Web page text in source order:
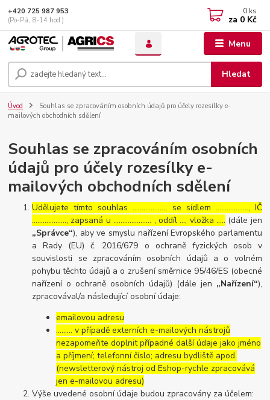
Menu
Hledat
+420 725 987 953
(Po-Pá, 8-14 hod.)
0 ks
za 0 Kč
Úvod
Souhlas se zpracováním osobních údajů pro účely rozesílky e-
mailových obchodních sdělení
Souhlas se zpracováním osobních
údajů pro účely rozesílky e-
mailových obchodních sdělení
Udělujete tímto souhlas ……………..., se sídlem ………………, IČ
………………., zapsaná u ………………… , oddíl …, vložka ….. (dále jen
„Správce“), aby ve smyslu nařízení Evropského parlamentu
a Rady (EU) č. 2016/679 o ochraně fyzických osob v
souvislosti se zpracováním osobních údajů a o volném
pohybu těchto údajů a o zrušení směrnice 95/46/ES (obecné
nařízení o ochraně osobních údajů) (dále jen „Nařízení“),
zpracovával/a následující osobní údaje:
emailovou adresu
……… v případě externích e-mailových nástrojů
nezapomeňte doplnit případné další údaje jako jméno
a příjmení; telefonní číslo; adresu bydliště apod.
(newsletterový nástroj od Eshop-rychle zpracovává
jen e-mailovou adresu)
Výše uvedené osobní údaje budou zpracovány za účelem: